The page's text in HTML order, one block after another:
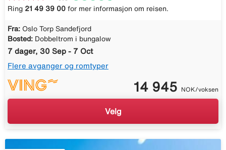
Ring 21 49 39 00 for mer informasjon om reisen.
Fra: Oslo Torp Sandefjord
Bosted: Dobbeltrom i bungalow
7 dager, 30 Sep - 7 Oct
Flere avganger og romtyper
14 945 NOK/voksen
Velg